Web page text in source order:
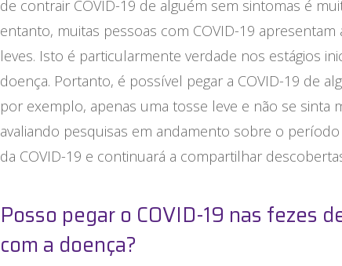
de contrair COVID-19 de alguém sem sintomas é
entanto, muitas pessoas com COVID-19 apresentam
leves. Isto é particularmente verdade nos estágios
doença. Portanto, é possível pegar a COVID-19 de
por exemplo, apenas uma tosse leve e não se sinta
avaliando pesquisas em andamento sobre o
da COVID-19 e continuará a compartilhar
Posso pegar o COVID-19 nas fezes
com a doença?